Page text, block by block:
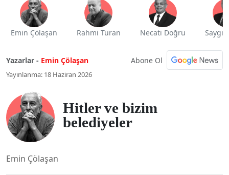
Emin Çölaşan Rahmi Turan Necati Doğru Saygı
Yazarlar - Emin Çölaşan Abone Ol
Yayınlanma: 18 Haziran 2026
Hitler ve bizim
belediyeler
Emin Çölaşan